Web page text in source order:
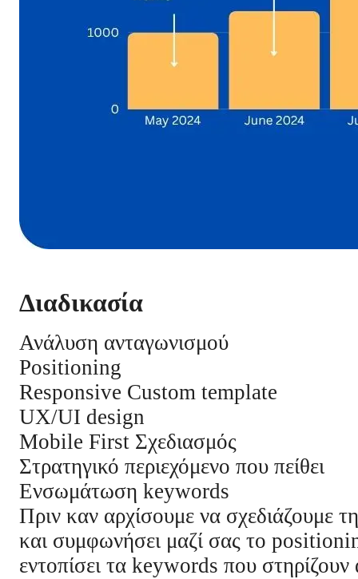
Διαδικασία
Ανάλυση ανταγωνισμού
Positioning
Responsive Custom template
UX/UI design
Mobile First Σχεδιασμός
Στρατηγικό περιεχόμενο που πείθει
Ενσωμάτωση keywords
Πριν καν αρχίσουμε να σχεδιάζουμε
και συμφωνήσει μαζί σας το
εντοπίσει τα keywords που